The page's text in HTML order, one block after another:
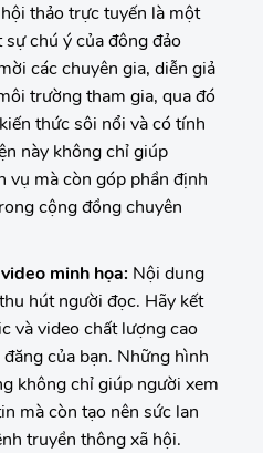
thảo trực tuyến là một
chú ý của đông đảo
các chuyên gia, diễn giả
trường tham gia, qua đó
thức sôi nổi và có tính
này không chỉ giúp
vụ mà còn góp phần định
cộng đồng chuyên
minh họa: Nội dung
hút người đọc. Hãy kết
và video chất lượng cao
của bạn. Những hình
không chỉ giúp người xem
mà còn tạo nên sức lan
truyền thông xã hội.